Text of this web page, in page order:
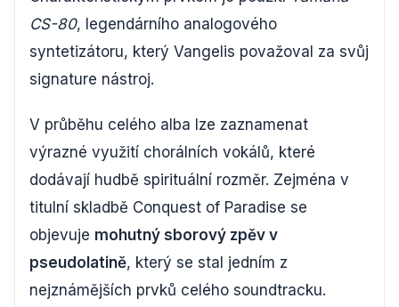
CS-80, legendárního analogového
syntetizátoru, který Vangelis považoval za svůj
signature nástroj.
V průběhu celého alba lze zaznamenat
výrazné využití chorálních vokálů, které
dodávají hudbě spirituální rozměr. Zejména v
titulní skladbě Conquest of Paradise se
objevuje mohutný sborový zpěv v
pseudolatině, který se stal jedním z
nejznámějších prvků celého soundtracku.